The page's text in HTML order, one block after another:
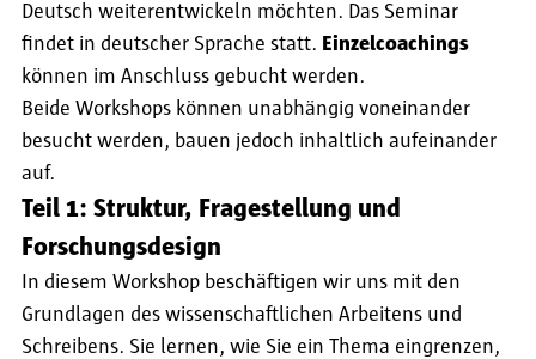
Deutsch weiterentwickeln möchten. Das Seminar
findet in deutscher Sprache statt. Einzelcoachings
können im Anschluss gebucht werden.
Beide Workshops können unabhängig voneinander
besucht werden, bauen jedoch inhaltlich aufeinander
auf.
Teil 1: Struktur, Fragestellung und
Forschungsdesign
In diesem Workshop beschäftigen wir uns mit den
Grundlagen des wissenschaftlichen Arbeitens und
Schreibens. Sie lernen, wie Sie ein Thema eingrenzen,